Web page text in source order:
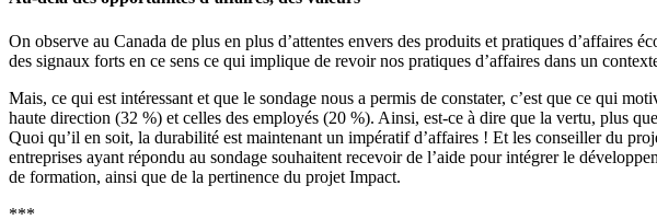
On observe au Canada de plus en plus d’attentes envers des produits et pratiques d’affaires
des signaux forts en ce sens ce qui implique de revoir nos pratiques d’affaires dans un
Mais, ce qui est intéressant et que le sondage nous a permis de constater, c’est que ce qui
haute direction (32 %) et celles des employés (20 %). Ainsi, est-ce à dire que la vertu, plus
Quoi qu’il en soit, la durabilité est maintenant un impératif d’affaires ! Et les conseiller du
entreprises ayant répondu au sondage souhaitent recevoir de l’aide pour intégrer le
de formation, ainsi que de la pertinence du projet Impact.
***